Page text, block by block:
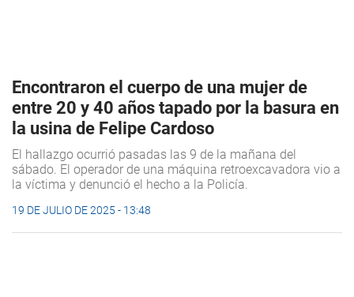
Encontraron el cuerpo de una mujer de
entre 20 y 40 años tapado por la basura en
la usina de Felipe Cardoso
El hallazgo ocurrió pasadas las 9 de la mañana del
sábado. El operador de una máquina retroexcavadora vio a
la víctima y denunció el hecho a la Policía.
19 DE JULIO DE 2025 - 13:48